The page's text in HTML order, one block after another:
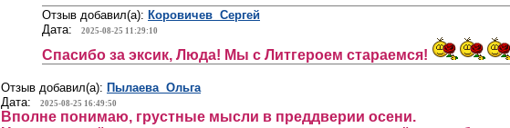
Отзыв добавил(а): Коровичев Сергей
Дата:
2025-08-25 11:29:10
Спасибо за эксик, Люда! Мы с Литгероем стараемся!
Отзыв добавил(а): Пылаева Ольга
Дата:
2025-08-25 16:49:50
Вполне понимаю, грустные мысли в преддверии осени.